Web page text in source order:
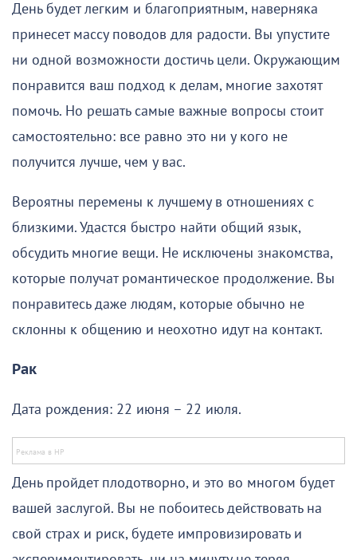
День будет легким и благоприятным, наверняка
принесет массу поводов для радости. Вы упустите
ни одной возможности достичь цели. Окружающим
понравится ваш подход к делам, многие захотят
помочь. Но решать самые важные вопросы стоит
самостоятельно: все равно это ни у кого не
получится лучше, чем у вас.
Вероятны перемены к лучшему в отношениях с
близкими. Удастся быстро найти общий язык,
обсудить многие вещи. Не исключены знакомства,
которые получат романтическое продолжение. Вы
понравитесь даже людям, которые обычно не
склонны к общению и неохотно идут на контакт.
Рак
Дата рождения: 22 июня – 22 июля.
День пройдет плодотворно, и это во многом будет
вашей заслугой. Вы не побоитесь действовать на
свой страх и риск, будете импровизировать и